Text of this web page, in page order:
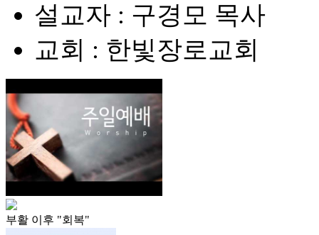
설교자 : 구경모 목사
교회 : 한빛장로교회
부활 이후 "회복"